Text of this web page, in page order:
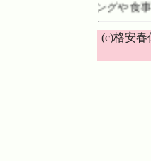
ホテルでバイキングや食事
(c)格安